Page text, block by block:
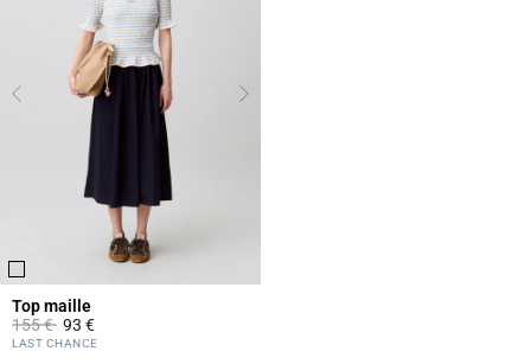
Top maille
Prix réduit à partir de
155 €à93 €
5 out of 5 Customer Rating
LAST CHANCE